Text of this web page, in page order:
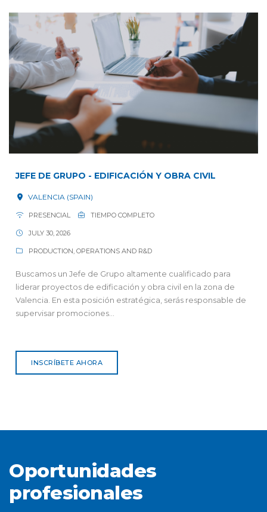
JEFE DE GRUPO - EDIFICACIÓN Y OBRA CIVIL
VALENCIA (SPAIN)
PRESENCIAL TIEMPO COMPLETO
JULY 30, 2026
PRODUCTION, OPERATIONS AND R&D
Buscamos un Jefe de Grupo altamente cualificado para
liderar proyectos de edificación y obra civil en la zona de
Valencia. En esta posición estratégica, serás responsable de
supervisar promociones...
INSCRÍBETE AHORA
Oportunidades
profesionales